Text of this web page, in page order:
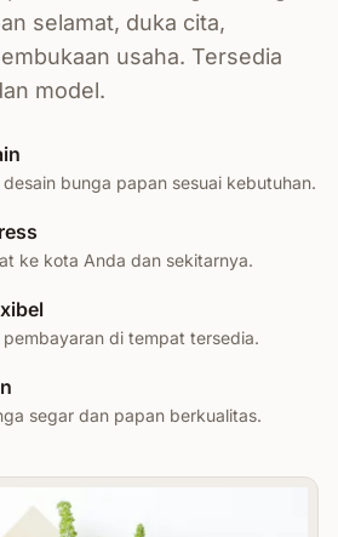
selamat, duka cita,
usaha. Tersedia
model.
bunga papan sesuai kebutuhan.
ke kota Anda dan sekitarnya.
di tempat tersedia.
segar dan papan berkualitas.